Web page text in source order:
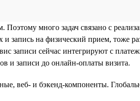
много задач связано с
запись на физический прием, тоже
записи сейчас интегрируют с
и записи до онлайн-оплаты визита.
веб- и бэкенд-компоненты.